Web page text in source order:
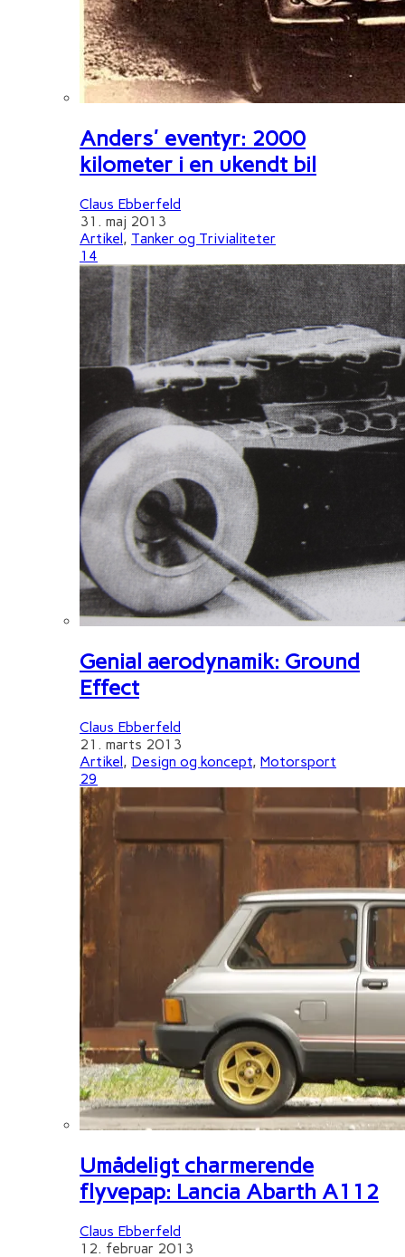
Anders' eventyr: 2000
kilometer i en ukendt bil
Claus Ebberfeld
31. maj 2013
Artikel , Tanker og Trivialiteter
14
Genial aerodynamik: Ground
Effect
Claus Ebberfeld
21. marts 2013
Artikel, Design og koncept, Motorsport
29
Umådeligt charmerende
flyvepap: Lancia Abarth A112
Claus Ebberfeld
12. februar 2013